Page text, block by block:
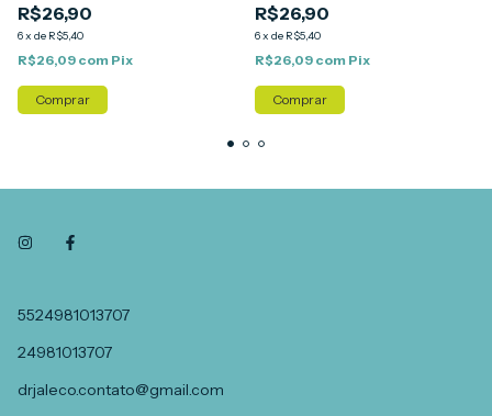
R$26,90
6x de R$5,40
R$26,09 com Pix
Comprar
R$26,90
6x de R$5,40
R$26,09 com Pix
Comprar
5524981013707
24981013707
drjaleco.contato@gmail.com